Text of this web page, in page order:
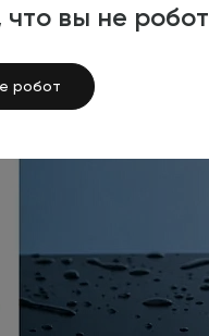
вы не робот
робот